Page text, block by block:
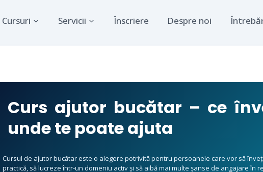
Cursuri Servicii Înscriere Despre noi
Curs ajutor bucătar – ce
unde te poate ajuta
Cursul de ajutor bucătar este o alegere potrivită pentru persoanele care vor să
practică, să lucreze într-un domeniu activ și să aibă mai multe șanse de angajare în